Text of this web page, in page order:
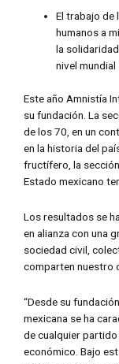
El trabajo de
humanos a
la
nivel mundial
Este año Amnistía
su fundación. La
de los 70, en un
en la historia del
fructífero, la
Estado mexicano
Los resultados se
en alianza con una
sociedad civil,
comparten nuestro
“Desde su
mexicana se ha
de cualquier
económico. Bajo